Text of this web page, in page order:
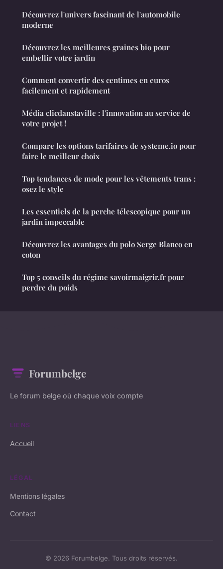
Découvrez l'univers fascinant de l'automobile
moderne
Découvrez les meilleures graines bio pour
embellir votre jardin
Comment convertir des centimes en euros
facilement et rapidement
Média clicdanstaville : l'innovation au service de
votre projet !
Compare les options tarifaires de systeme.io pour
faire le meilleur choix
Top tendances de mode pour les vêtements trans :
osez le style
Les essentiels de la perche télescopique pour un
jardin impeccable
Découvrez les avantages du polo Serge Blanco en
coton
Top 5 conseils du régime savoirmaigrir.fr pour
perdre du poids
Forumbelge
Le forum belge où chaque voix compte
LIENS
Accueil
LÉGAL
Mentions légales
Contact
© 2026 Forumbelge. Tous droits réservés.